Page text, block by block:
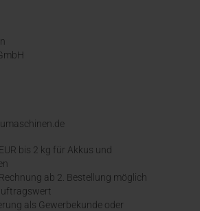
bis 2 kg für Akkus und
ab 2. Bestellung möglich
als Gewerbekunde oder